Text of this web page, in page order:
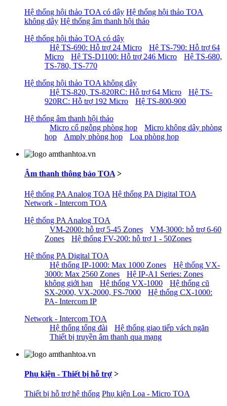
Hệ thống hội thảo TOA có dây Hệ thống hội thảo TOA
không dây Hệ thống âm thanh hội thảo
Hệ thống hội thảo TOA có dây
Hệ TS-690: Hỗ trợ 24 Micro
Hệ TS-790: Hỗ trợ 64
Micro
Hệ TS-D1100: Hỗ trợ 246 Micro
Hệ TS-680,
TS-780, TS-770
Hệ thống hội thảo TOA không dây
Hệ TS-820, TS-820RC: Hỗ trợ 64 Micro
Hệ TS-
920RC: Hỗ trợ 192 Micro
Hệ TS-800-900
Hệ thống âm thanh hội thảo
Micro cổ ngỗng phòng họp
Micro không dây phòng
họp
Amply phòng họp Loa phòng họp
Âm thanh thông báo TOA >
Hệ thống PA Analog TOA Hệ thống PA Digital TOA
Network - Intercom TOA
Hệ thống PA Analog TOA
VM-2000: hỗ trợ 5-45 Zones
VM-3000: hỗ trợ 6-60
Zones
Hệ thống FV-200: hỗ trợ 1 - 50Zones
Hệ thống PA Digital TOA
Hệ thống IP-1000: Max 1000 Zones
Hệ thống VX-
3000: Max 2560 Zones
Hệ IP-A1 Series: Zones
không giới hạn
Hệ thống VX-1000
Hệ thống cũ
SX-2000, VX-2000, FS-7000
Hệ thống CX-1000:
PA- Intercom IP
Network - Intercom TOA
Hệ thống tổng đài
Hệ thống giao tiếp vách ngăn
Thiết bị truyền âm thanh qua mạng
Phụ kiện - Thiết bị hỗ trợ >
Thiết bị hỗ trợ hệ thống Phụ kiện Loa - Micro TOA